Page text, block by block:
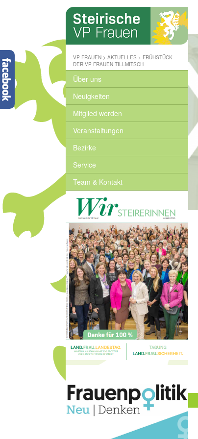
Steirische
Volkspartei
Wo
wir
zuhause
sind
-
www.stvp.at
VP FRAUEN >AKTUELLES > FRÜHSTÜCK
DER VP FRAUEN TILLMITSCH
Über uns
Neuigkeiten
Mitglied werden
Veranstaltungen
Bezirke
Service
Team & Kontakt